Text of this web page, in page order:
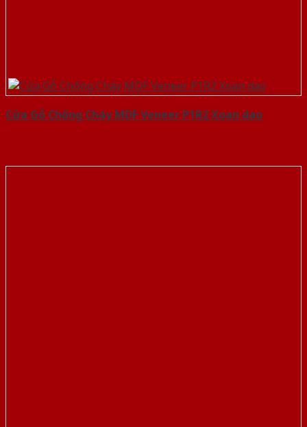
Cửa Gỗ Chống Cháy MDF Veneer P1R2 Xoan dao